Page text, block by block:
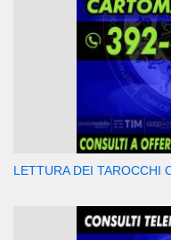
LETTURA DEI TAROCCHI